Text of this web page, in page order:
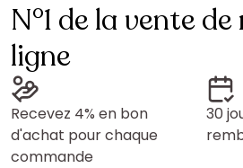
N°1 de la vente
ligne
Recevez 4% en bon
d'achat pour chaque
commande
30